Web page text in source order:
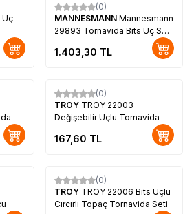
Uç
(0)
MANNESMANN Mannesmann
29893 Tornavida Bits Uç Seti
1.403,30 TL
(0)
TROY TROY 22003
Değişebilir Uçlu Tornavida
167,60 TL
(0)
TROY TROY 22006 Bits Uçlu
Cırcırlı Topaç Tornavida Seti